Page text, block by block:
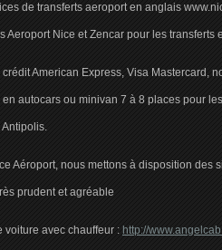
de transferts aeroport en anglais
Aeroport Nice et Zencar pour les transferts
American Express, Visa Mastercard,
autocars ou minivan 7 à 8 places pour
Aéroport, nous mettons à disposition des
prudent et agréable
voiture avec chauffeur : http://